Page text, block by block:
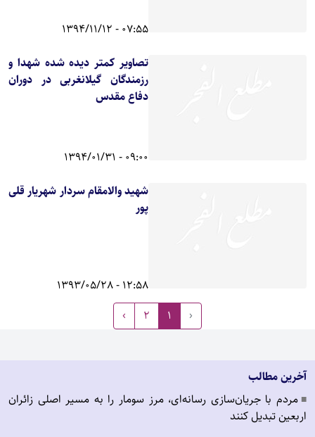
07:55 - 1394/11/12
تصاویر کمتر دیده شده شهدا و
رزمندگان گیلانغربی در دوران
دفاع مقدس
09:00 - 1394/01/31
شهید والامقام سردار شهریار قلی
پور
12:58 - 1393/05/28
‹
1
2
›
آخرین مطالب
■ مردم با جریان‌سازی رسانه‌ای، مرز سومار را به مسیر اصلی زائران
اربعین تبدیل کنند